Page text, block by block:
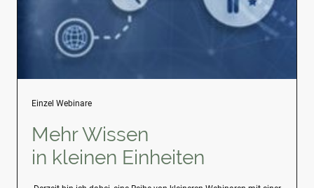
Einzel Webinare
Mehr Wissen
in kleinen Einheiten